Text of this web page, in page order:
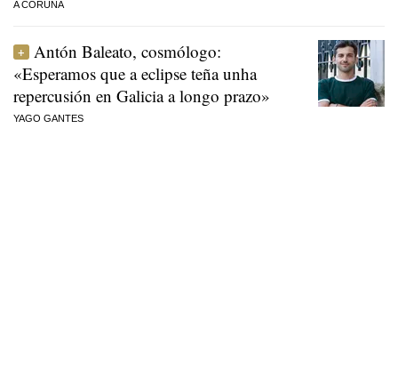
A CORUÑA
Antón Baleato, cosmólogo:
«Esperamos que a eclipse teña unha
repercusión en Galicia a longo prazo»
YAGO GANTES